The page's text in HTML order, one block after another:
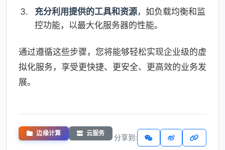
充分利用提供的工具和资源，如负载均衡和监
控功能，以最大化服务器的性能。
通过遵循这些步骤，您将能够轻松实现企业级的虚
拟化服务，享受更快捷、更安全、更高效的业务发
展。
边缘计算 云服务 分享到: